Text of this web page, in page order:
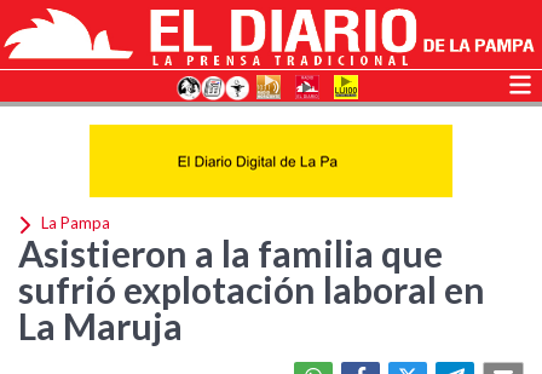
La Pampa
Asistieron a la familia que
sufrió explotación laboral en
La Maruja